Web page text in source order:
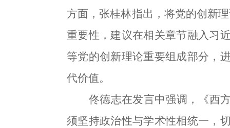
方面，张桂林指出，将党的创新
重要性，建议在相关章节融入习
等党的创新理论重要组成部分，
代价值。
佟德志在发言中强调，《西
须坚持政治性与学术性相统一，